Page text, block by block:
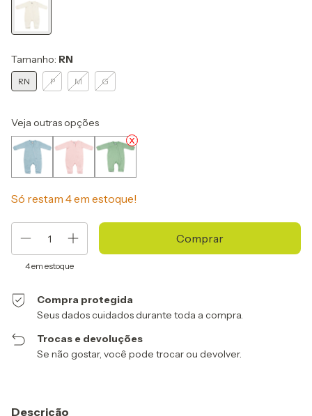
Tamanho: RN
RN P M G
Veja outras opções
Só restam 4em estoque!
4em estoque
Compra protegida
Seus dados cuidados durante toda a compra.
Trocas e devoluções
Se não gostar, você pode trocar ou devolver.
Descrição